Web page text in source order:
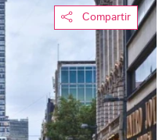
Compartir